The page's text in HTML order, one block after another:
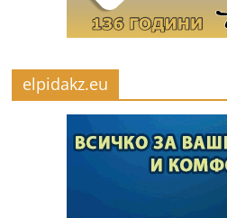
elpidakz.eu